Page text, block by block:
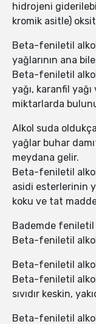
hidrojeni
kromik asitle)
Beta-feniletil
yağlarının ana
Beta-feniletil
yağı, karanfil
miktarlarda
Alkol suda
yağlar buhar
meydana gelir.
Beta-feniletil
asidi esterlerinin
koku ve tat
Bademde feniletil
Beta-feniletil
Beta-feniletil
Beta-feniletil
sıvıdır keskin,
Beta-feniletil